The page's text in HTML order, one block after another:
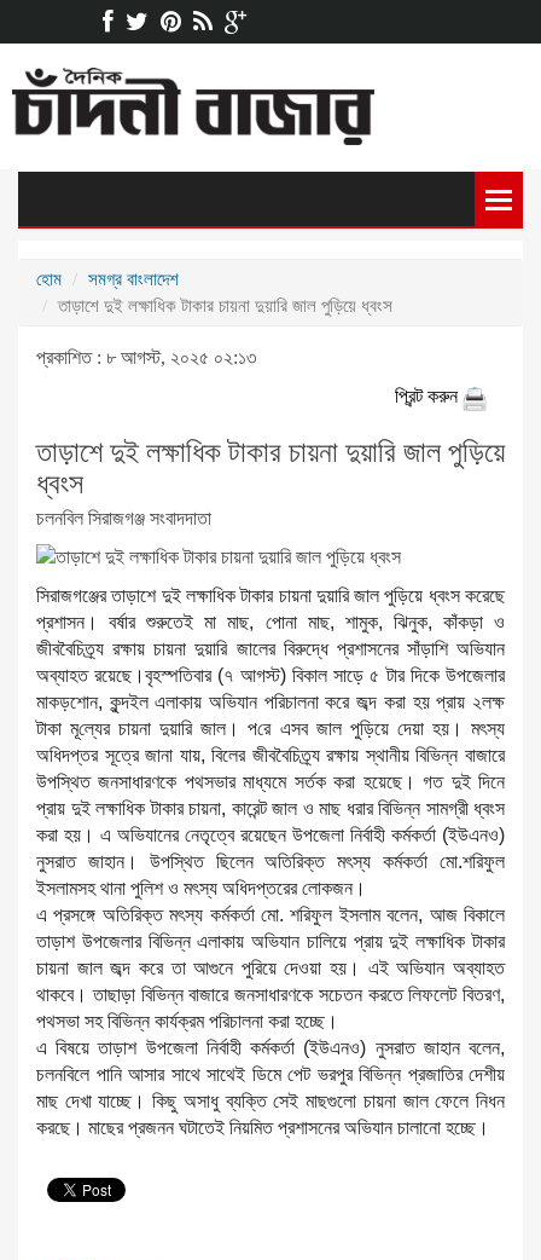
হোম
সমগ্র বাংলাদেশ
তাড়াশে দুই লক্ষাধিক টাকার চায়না দুয়ারি জাল পুড়িয়ে ধ্বংস
প্রকাশিত : ৮ আগস্ট, ২০২৫ ০২:১৩
প্রিন্ট করুন
তাড়াশে দুই লক্ষাধিক টাকার চায়না দুয়ারি জাল পুড়িয়ে
ধ্বংস
চলনবিল সিরাজগঞ্জ সংবাদদাতা
সিরাজগঞ্জের তাড়াশে দুই লক্ষাধিক টাকার চায়না দুয়ারি জাল পুড়িয়ে ধ্বংস করেছে
প্রশাসন। বর্ষার শুরুতেই মা মাছ, পোনা মাছ, শামুক, ঝিনুক, কাঁকড়া ও
জীববৈচিত্র্য রক্ষায় চায়না দুয়ারি জালের বিরুদ্ধে প্রশাসনের সাঁড়াশি অভিযান
অব্যাহত রয়েছে।বৃহস্পতিবার (৭ আগস্ট) বিকাল সাড়ে ৫ টার দিকে উপজেলার
মাকড়শোন, কুন্দইল এলাকায় অভিযান পরিচালনা করে জব্দ করা হয় প্রায় ২লক্ষ
টাকা মূ‌ল্যের চায়না দুয়া‌রি জাল। প‌রে এসব জাল পুড়িয়ে দেয়া হয়। মৎস্য
অধিদপ্তর সূত্রে জানা যায়, বিলের জীববৈচিত্র্য রক্ষায় স্থানীয় বিভিন্ন বাজারে
উপস্থিত জনসাধারণকে পথসভার মাধ্যমে সর্তক করা হয়েছে। গত দুই দিনে
প্রায় দুই লক্ষাধিক টাকার চায়না, কারেন্ট জাল ও মাছ ধরার বিভিন্ন সামগ্রী ধ্বংস
করা হয়। এ অভিযানের নেতৃত্বে রয়েছেন উপজেলা নির্বাহী কর্মকর্তা (ইউএনও)
নুসরাত জাহান। উপস্থিত ছিলেন অতিরিক্ত মৎস্য কর্মকর্তা মো.শরিফুল
ইসলামসহ থানা পুলিশ ও মৎস্য অধিদপ্তরের লোকজন।
এ প্রসঙ্গে অতিরিক্ত মৎস্য কর্মকর্তা মো. শরিফুল ইসলাম বলেন, আজ বিকালে
তাড়াশ উপজেলার বিভিন্ন এলাকায় অভিযান চালিয়ে প্রায় দুই লক্ষাধিক টাকার
চায়না জাল জব্দ করে তা আগুনে পুরিয়ে দেওয়া হয়। এই অভিযান অব্যাহত
থাকবে। তাছাড়া বিভিন্ন বাজারে জনসাধারণকে সচেতন করতে লিফলেট বিতরণ,
পথসভা সহ বিভিন্ন কার্যক্রম পরিচালনা করা হচ্ছে।
এ বিষয়ে তাড়াশ উপজেলা নির্বাহী কর্মকর্তা (ইউএনও) নুসরাত জাহান বলেন,
চলনবিলে পানি আসার সাথে সাথেই ডিমে পেট ভরপুর বিভিন্ন প্রজাতির দেশীয়
মাছ দেখা যাচ্ছে। কিছু অসাধু ব্যক্তি সেই মাছগুলো চায়না জাল ফেলে নিধন
করছে। মাছের প্রজনন ঘটাতেই নিয়মিত প্রশাসনের অভিযান চালানো হচ্ছে।